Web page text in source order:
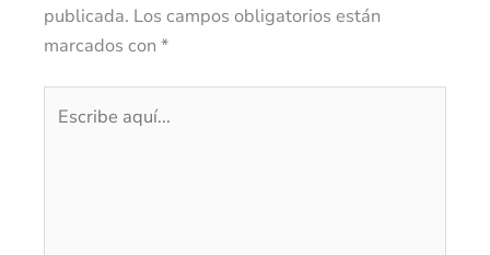
publicada. Los campos obligatorios están
marcados con *
aquí...